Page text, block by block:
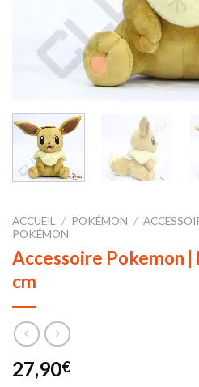
ACCUEIL / POKÉMON /
POKÉMON
Accessoire Pokemon |
cm
27,90€